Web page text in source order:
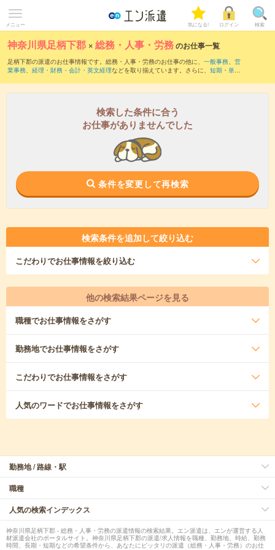
メニュー 気になる! ログイン 検索
神奈川県足柄下郡 ×総務・人事・労務のお仕事一覧
足柄下郡の派遣のお仕事情報です。総務・人事・労務のお仕事の他に、 一般事務、 営
業事務、 経理・財務・会計・英文経理などを取り揃えています。さらに、 短期 ・ 単発
検索した条件に合う
お仕事がありませんでした
条件を変更して再検索
検索条件を追加して絞り込む
こだわりでお仕事情報を絞り込む
他の検索結果ページを見る
職種でお仕事情報をさがす
勤務地でお仕事情報をさがす
こだわりでお仕事情報をさがす
人気のワードでお仕事情報をさがす
勤務地 / 路線・駅
職種
人気の検索インデックス
神奈川県足柄下郡 - 総務・人事・労務の派遣情報の検索結果。エン派遣は、エンが運営する人
材派遣会社のポータルサイト。神奈川県足柄下郡の派遣/求人情報を職種、勤務地、時給、勤務
時間、長期・短期などの希望条件から、あなたにピッタリの派遣（総務・人事・労務）のお仕